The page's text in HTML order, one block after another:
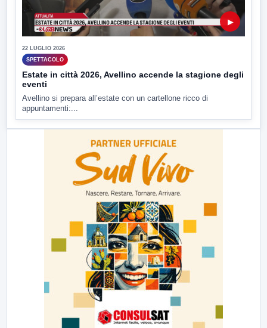
▶
22 LUGLIO 2026
SPETTACOLO
Estate in città 2026, Avellino accende la stagione degli
eventi
Avellino si prepara all’estate con un cartellone ricco di
appuntamenti:...